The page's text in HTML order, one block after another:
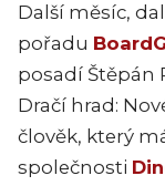
Další měsíc,
pořadu
posadí Štěpán
Dračí hrad:
člověk, který
společnosti